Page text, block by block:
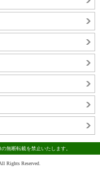
無断転載を禁止いたします。
Rights Reserved.